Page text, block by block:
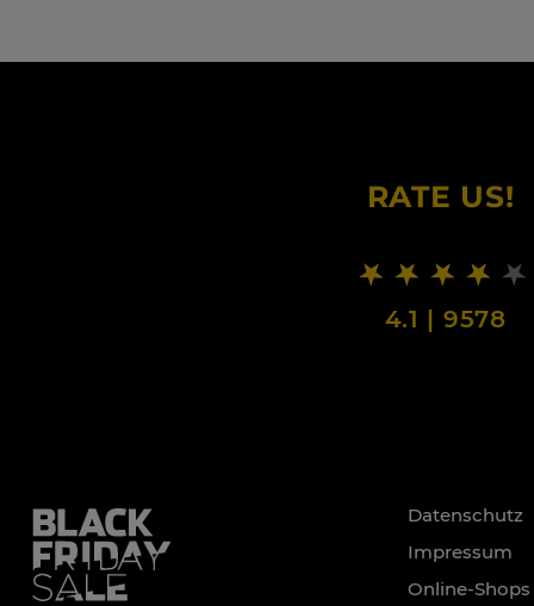
RATE US!
4.1 | 9578
Datenschutz
Impressum
Online-Shops